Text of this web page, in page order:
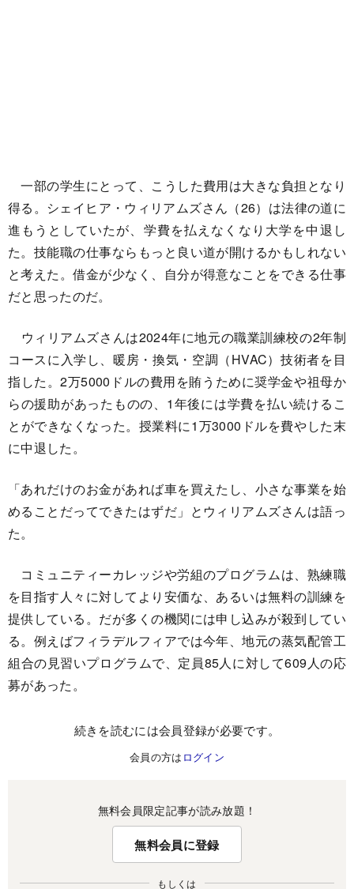
一部の学生にとって、こうした費用は大きな負担となり
得る。シェイヒア・ウィリアムズさん（26）は法律の道に
進もうとしていたが、学費を払えなくなり大学を中退し
た。技能職の仕事ならもっと良い道が開けるかもしれない
と考えた。借金が少なく、自分が得意なことをできる仕事
だと思ったのだ。
ウィリアムズさんは2024年に地元の職業訓練校の2年制
コースに入学し、暖房・換気・空調（HVAC）技術者を目
指した。2万5000ドルの費用を賄うために奨学金や祖母か
らの援助があったものの、1年後には学費を払い続けるこ
とができなくなった。授業料に1万3000ドルを費やした末
に中退した。
「あれだけのお金があれば車を買えたし、小さな事業を始
めることだってできたはずだ」とウィリアムズさんは語っ
た。
コミュニティーカレッジや労組のプログラムは、熟練職
を目指す人々に対してより安価な、あるいは無料の訓練を
提供している。だが多くの機関には申し込みが殺到してい
る。例えばフィラデルフィアでは今年、地元の蒸気配管工
組合の見習いプログラムで、定員85人に対して609人の応
募があった。
続きを読むには会員登録が必要です。
会員の方は ログイン
無料会員限定記事が読み放題！
無料会員に登録
もしくは